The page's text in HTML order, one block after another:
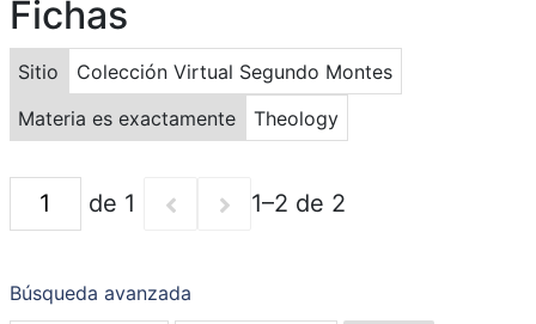
CONTENIDO
TODOS LOS DOCUMENTOS
CATEGORIAS
OBRAS SOBRE EL AUTOR P. SEGUNDO MONTES
MATERIAS
PALABRAS CLAVES
MULTIMEDIA
GALERÍA
Fichas
Sitio
Colección Virtual Segundo Montes
Materia es exactamente
Theology
de 1 1–2 de 2
Búsqueda avanzada